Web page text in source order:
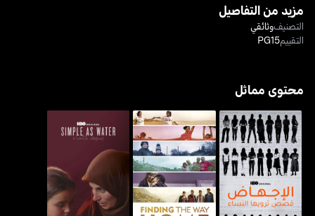
مزيد من التفاصيل
التصنيفوثائقي
التقييمPG15
محتوى مماثل
الإجهاض: قصص ترويها
النساء - أبورشن: ستوريز
ومن تل
فايندنغ ذا واي هوم بسيط كالماء